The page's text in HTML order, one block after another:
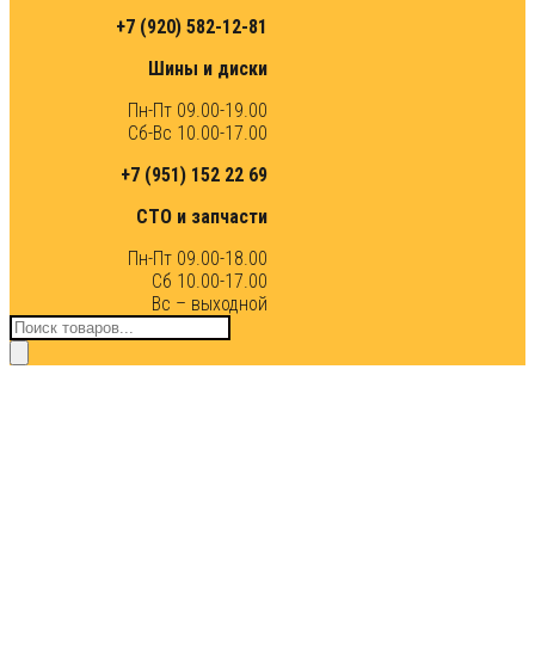
+7 (920) 582-12-81
Шины и диски
Пн-Пт 09.00-19.00
Сб-Вс 10.00-17.00
+7 (951) 152 22 69
СТО и запчасти
Пн-Пт 09.00-18.00
Сб 10.00-17.00
Вс – выходной
Поиск
товаров